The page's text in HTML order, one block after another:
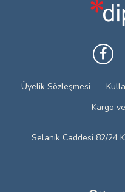
Üyelik Sözleşmesi
Kargo
Selanik Caddesi 82/24